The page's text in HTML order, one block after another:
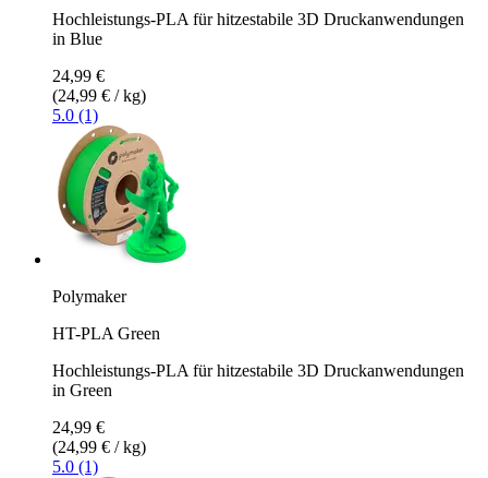
Hochleistungs-PLA für hitzestabile 3D Druckanwendungen
in Blue
24,99 €
(24,99 € / kg)
5.0 (1)
Polymaker
HT-PLA Green
Hochleistungs-PLA für hitzestabile 3D Druckanwendungen
in Green
24,99 €
(24,99 € / kg)
5.0 (1)